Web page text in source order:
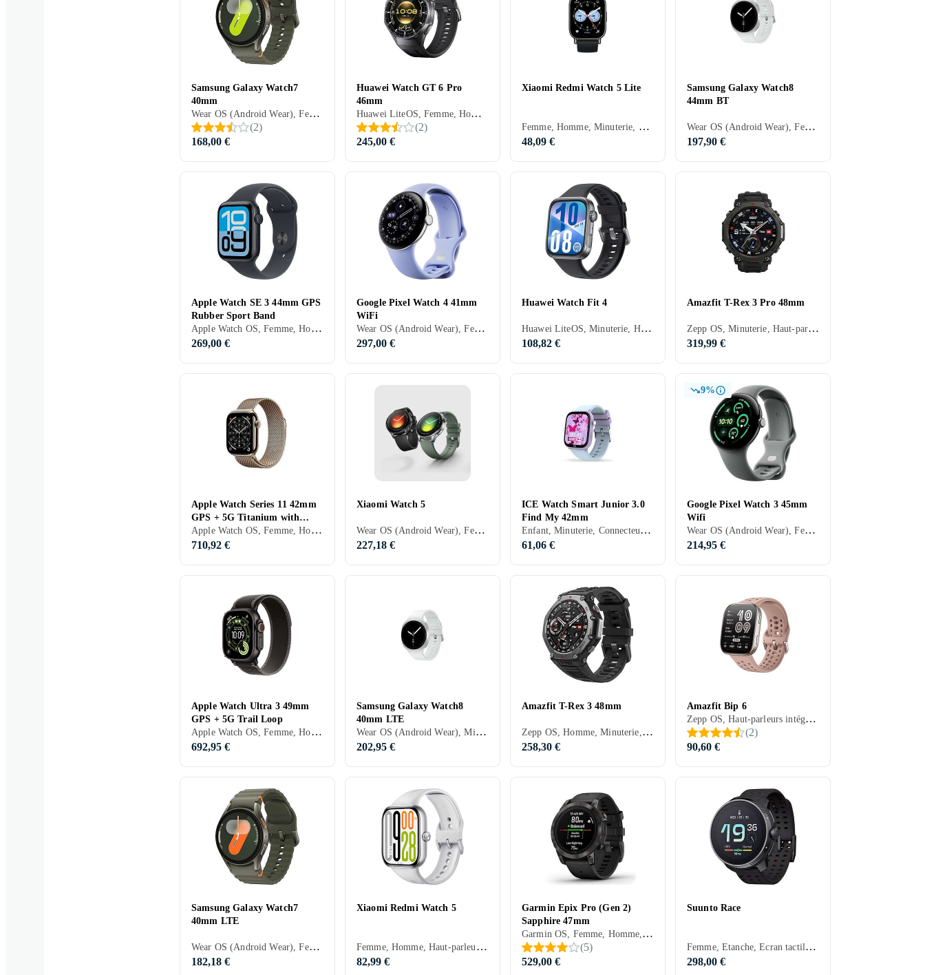
Samsung Galaxy Watch7
40mm
Wear OS (Android Wear), Femme, Homme, Haut-parleurs intégrés, Etanche, Dispositif de charge sans fil intégré, Alarme vibrante, Microphone intégré, Ecran tactile, Ecran couleur, Imperméable, Écran toujours allumé, 2024, Galaxy Watch 7, IP68
(2)
168,00 €
Huawei Watch GT 6 Pro
46mm
Huawei LiteOS, Femme, Homme, Minuterie, Haut-parleurs intégrés, Etanche, Dispositif de charge sans fil intégré, Alarme vibrante, Microphone intégré, Ecran tactile, Ecran couleur, Écran toujours allumé, 2025, Huawei Watch GT 5 Pro, IP68
(2)
245,00 €
Xiaomi Redmi Watch 5 Lite
Femme, Homme, Minuterie, Haut-parleurs intégrés, Etanche, Alarme vibrante, Microphone intégré, Ecran tactile, Ecran couleur, Écran toujours allumé, 2024, IP68
48,09 €
Samsung Galaxy Watch8
44mm BT
Wear OS (Android Wear), Femme, Homme, Minuterie, Haut-parleurs intégrés, Etanche, Dispositif de charge sans fil intégré, Alarme vibrante, SOS, Microphone intégré, Ecran tactile, Ecran couleur, Écran toujours allumé, 2025, Galaxy Watch 8, IP68
197,90 €
Apple Watch SE 3 44mm GPS
Rubber Sport Band
Apple Watch OS, Femme, Homme, Minuterie, Haut-parleurs intégrés, Etanche, Dispositif de charge sans fil intégré, Alarme vibrante, SOS, Microphone intégré, Ecran tactile, Ecran couleur, Imperméable, Écran toujours allumé, 2025, Apple Watch SE 3
269,00 €
Google Pixel Watch 4 41mm
WiFi
Wear OS (Android Wear), Femme, Homme, Minuterie, Haut-parleurs intégrés, Etanche, Alarme vibrante, SOS, Microphone intégré, Ecran tactile, Ecran couleur, Imperméable, Écran toujours allumé, 2025, Google Pixel Watch 4, IP68
297,00 €
Huawei Watch Fit 4
Huawei LiteOS, Minuterie, Haut-parleurs intégrés, Etanche, Dispositif de charge sans fil intégré, Alarme vibrante, Microphone intégré, Ecran tactile, Ecran couleur, Imperméable, Écran toujours allumé, 2025, Huawei Watch Fit
108,82 €
Amazfit T-Rex 3 Pro 48mm
Zepp OS, Minuterie, Haut-parleurs intégrés, Etanche, Alarme vibrante, SOS, Microphone intégré, Ecran tactile, Ecran couleur, Imperméable, Écran toujours allumé, Ecran résistant aux rayures, 2025
319,99 €
Apple Watch Series 11 42mm
GPS + 5G Titanium with
Stainless Steel Milanese LoopApple Watch OS, Femme, Homme, Minuterie, Haut-parleurs intégrés, Etanche, Dispositif de charge sans fil intégré, Alarme vibrante, SOS, Microphone intégré, Ecran tactile, Ecran couleur, eSIM, Imperméable, Écran toujours allumé, 2025, Apple Watch Series 11, IPX6
710,92 €
Xiaomi Watch 5
Wear OS (Android Wear), Femme, Homme, Haut-parleurs intégrés, Etanche, Microphone intégré, Ecran tactile, Ecran couleur, Imperméable, Écran toujours allumé, 2026
227,18 €
ICE Watch Smart Junior 3.0
Find My 42mm
Enfant, Minuterie, Connecteur USB, Haut-parleurs intégrés, Bulletin météo, Etanche, Alarme vibrante, Microphone intégré, Ecran tactile, Ecran couleur, IP68
61,06 €
9%
Google Pixel Watch 3 45mm
Wifi
Wear OS (Android Wear), Femme, Homme, Minuterie, Haut-parleurs intégrés, Etanche, Alarme vibrante, Microphone intégré, Ecran tactile, Ecran couleur, Écran toujours allumé, 2024, Google Pixel Watch 3, IP68
214,95 €
Apple Watch Ultra 3 49mm
GPS + 5G Trail Loop
Apple Watch OS, Femme, Homme, Minuterie, Haut-parleurs intégrés, Etanche, Dispositif de charge sans fil intégré, Alarme vibrante, SOS, Microphone intégré, Ecran tactile, Ecran couleur, eSIM, Imperméable, Écran toujours allumé, 2025, Apple Watch Ultra 3, IPX6
692,95 €
Samsung Galaxy Watch8
40mm LTE
Wear OS (Android Wear), Minuterie, Haut-parleurs intégrés, Etanche, Dispositif de charge sans fil intégré, Alarme vibrante, SOS, Microphone intégré, Ecran tactile, Ecran couleur, eSIM, Écran toujours allumé, 2025, Galaxy Watch 8, IP68
202,95 €
Amazfit T-Rex 3 48mm
Zepp OS, Homme, Minuterie, Haut-parleurs intégrés, Etanche, Alarme vibrante, Microphone intégré, Ecran tactile, Ecran couleur, 2024
258,30 €
Amazfit Bip 6
Zepp OS, Haut-parleurs intégrés, Etanche, Alarme vibrante, Microphone intégré, Ecran tactile, Ecran couleur, 2025
(2)
90,60 €
Samsung Galaxy Watch7
40mm LTE
Wear OS (Android Wear), Femme, Homme, Haut-parleurs intégrés, Etanche, Dispositif de charge sans fil intégré, Microphone intégré, Ecran tactile, eSIM, Écran toujours allumé, 2024, Galaxy Watch 7, IP68
182,18 €
Xiaomi Redmi Watch 5
Femme, Homme, Haut-parleurs intégrés, Etanche, Alarme vibrante, Microphone intégré, Ecran tactile, Ecran couleur, 2025
82,99 €
Garmin Epix Pro (Gen 2)
Sapphire 47mm
Garmin OS, Femme, Homme, Minuterie, Etanche, Alarme vibrante, Ecran tactile, Ecran couleur, Écran toujours allumé, 2023
(5)
529,00 €
Suunto Race
Femme, Etanche, Ecran tactile, 2023
298,00 €